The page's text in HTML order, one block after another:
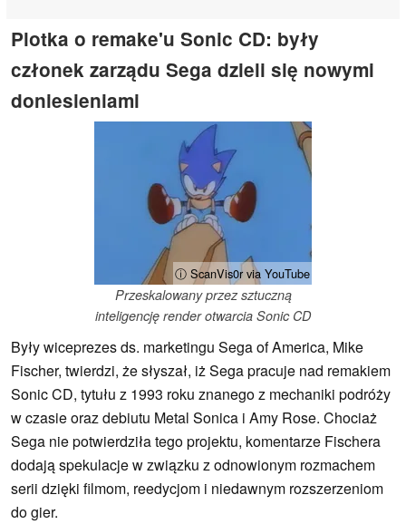
Plotka o remake'u Sonic CD: były
członek zarządu Sega dzieli się nowymi
doniesieniami
ⓘ ScanVis0r via YouTube
Przeskalowany przez sztuczną
inteligencję render otwarcia Sonic CD
Były wiceprezes ds. marketingu Sega of America, Mike
Fischer, twierdzi, że słyszał, iż Sega pracuje nad remakiem
Sonic CD, tytułu z 1993 roku znanego z mechaniki podróży
w czasie oraz debiutu Metal Sonica i Amy Rose. Chociaż
Sega nie potwierdziła tego projektu, komentarze Fischera
dodają spekulacje w związku z odnowionym rozmachem
serii dzięki filmom, reedycjom i niedawnym rozszerzeniom
do gier.